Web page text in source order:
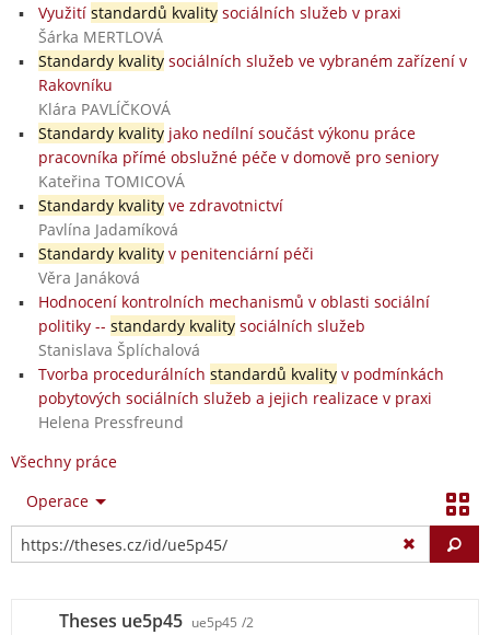
Využití standardů kvalitysociálních služeb v praxi
Šárka MERTLOVÁ
Standardy kvalitysociálních služeb ve vybraném zařízení v
Rakovníku
Klára PAVLÍČKOVÁ
Standardy kvalityjako nedílní součást výkonu práce
pracovníka přímé obslužné péče v domově pro seniory
Kateřina TOMICOVÁ
Standardy kvalityve zdravotnictví
Pavlína Jadamíková
Standardy kvalityv penitenciární péči
Věra Janáková
Hodnocení kontrolních mechanismů v oblasti sociální
politiky -- standardy kvalitysociálních služeb
Stanislava Šplíchalová
Tvorba procedurálních standardů kvalityv podmínkách
pobytových sociálních služeb a jejich realizace v praxi
Helena Pressfreund
Všechny práce
Operace
Theses ue5p45 ue5p45 /2